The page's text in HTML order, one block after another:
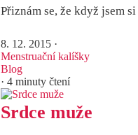
Přiznám se, že když jsem
8. 12. 2015 ·
Menstruační kalíšky
Blog
· 4 minuty čtení
Srdce muže